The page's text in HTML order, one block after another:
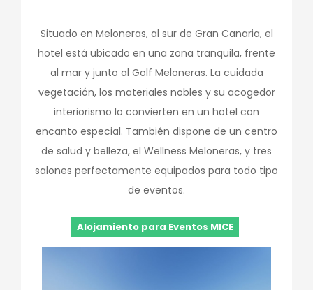
Situado en Meloneras, al sur de Gran Canaria, el
hotel está ubicado en una zona tranquila, frente
al mar y junto al Golf Meloneras. La cuidada
vegetación, los materiales nobles y su acogedor
interiorismo lo convierten en un hotel con
encanto especial. También dispone de un centro
de salud y belleza, el Wellness Meloneras, y tres
salones perfectamente equipados para todo tipo
de eventos.
Alojamiento para Eventos MICE